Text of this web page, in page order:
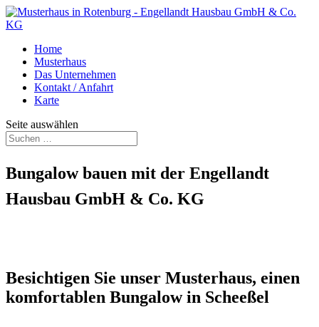
Home
Musterhaus
Das Unternehmen
Kontakt / Anfahrt
Karte
Seite auswählen
Bungalow bauen mit der Engellandt
Hausbau GmbH & Co. KG
Besichtigen Sie unser Musterhaus, einen
komfortablen Bungalow in Scheeßel